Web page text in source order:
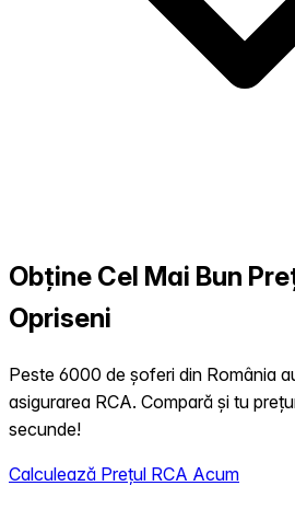
Obține Cel Mai Bun
Opriseni
Peste 6000 de șoferi din România
asigurarea RCA. Compară și tu
secunde!
Calculează Prețul RCA Acum